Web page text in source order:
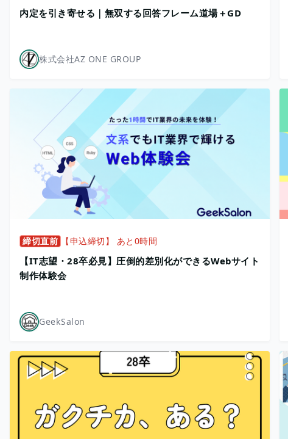
内定を引き寄せる｜無双する回答フレーム道場＋GD
株式会社AZ ONE GROUP
締切直前 【申込締切】 あと0時間
【IT志望・28卒必見】圧倒的差別化ができるWebサイト
制作体験会
GeekSalon